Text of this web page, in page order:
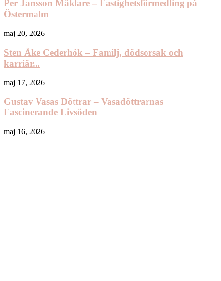
Per Jansson Mäklare – Fastighetsförmedling på
Östermalm
maj 20, 2026
Sten Åke Cederhök – Familj, dödsorsak och
karriär...
maj 17, 2026
Gustav Vasas Döttrar – Vasadöttrarnas
Fascinerande Livsöden
maj 16, 2026